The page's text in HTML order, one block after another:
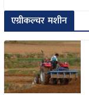
एग्रीकल्चर मशीन